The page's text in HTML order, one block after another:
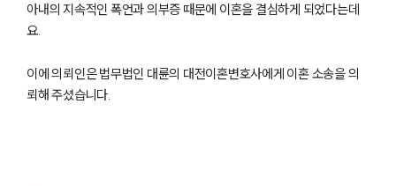
아내의 지속적인 폭언과 의부증 때문에 이혼을 결심하게 되었다는데
요.
이에 의뢰인은 법무법인 대륜의 대전이혼변호사에게 이혼 소송을 의
뢰해 주셨습니다.